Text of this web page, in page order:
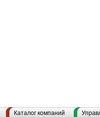
Каталог компаний